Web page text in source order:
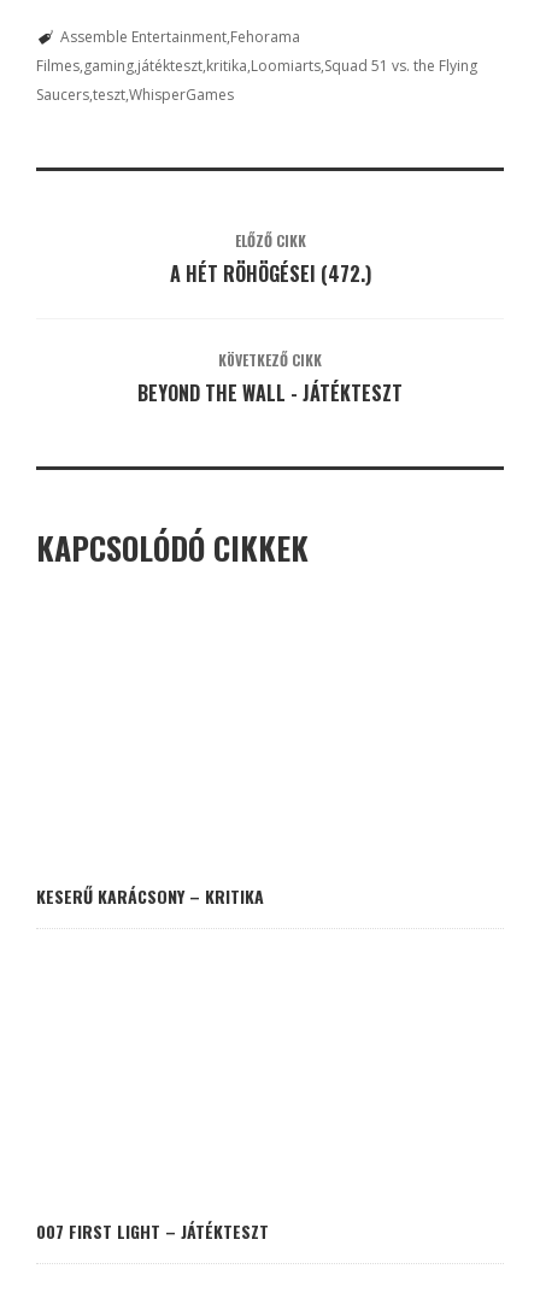
Assemble Entertainment Fehorama
Filmes gaming játékteszt kritika Loomiarts Squad 51 vs. the Flying
SaucerstesztWhisperGames
ELŐZŐ CIKK
A HÉT RÖHÖGÉSEI (472.)
KÖVETKEZŐ CIKK
BEYOND THE WALL - JÁTÉKTESZT
KAPCSOLÓDÓ CIKKEK
KESERŰ KARÁCSONY – KRITIKA
007 FIRST LIGHT – JÁTÉKTESZT